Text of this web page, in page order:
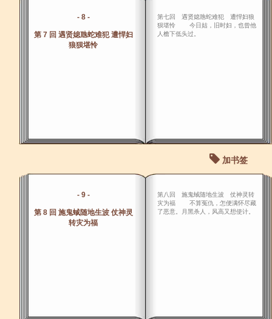
- 8 -
第 7 回 遇贤媳虺蛇难犯 遭悍妇
狼狈堪怜
第七回 遇贤媳虺蛇难犯 遭悍妇狼
狈堪怜 今日姑，旧时妇，也曾他
人檐下低头过。
加书签
- 9 -
第 8 回 施鬼蜮随地生波 仗神灵
转灾为福
第八回 施鬼蜮随地生波 仗神灵转
灾为福 不算冤仇，怎便满怀尽藏
了恶意。月黑杀人，风高又想使计。